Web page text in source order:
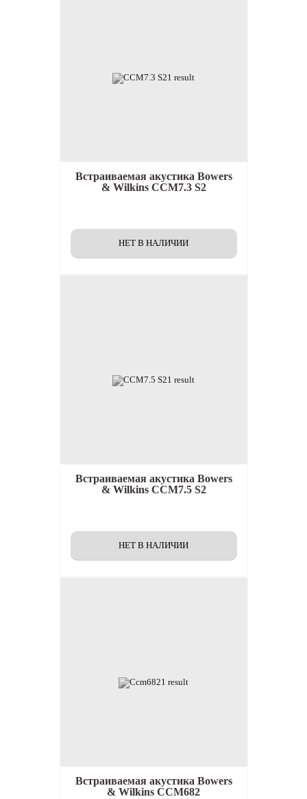
Встраиваемая акустикаBowers
& Wilkins CCM7.3 S2
Встраиваемая акустикаBowers
& Wilkins CCM7.5 S2
Встраиваемая акустикаBowers
& Wilkins CCM682